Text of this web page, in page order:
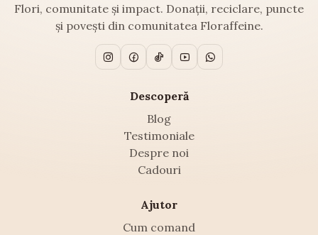
Flori, comunitate și impact. Donații, reciclare, puncte
și povești din comunitatea Floraffeine.
Descoperă
Blog
Testimoniale
Despre noi
Cadouri
Ajutor
Cum comand